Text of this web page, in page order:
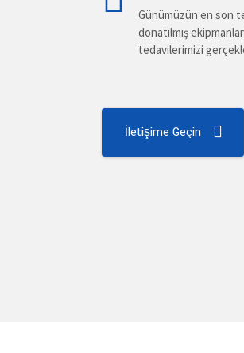
Günümüzün en son
donatılmış
tedavilerimizi
İletişime Geçin